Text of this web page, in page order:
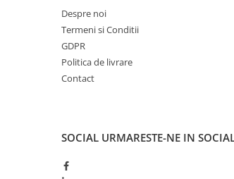
Despre noi
Termeni si Conditii
GDPR
Politica de livrare
Contact
SOCIAL URMARESTE-NE IN